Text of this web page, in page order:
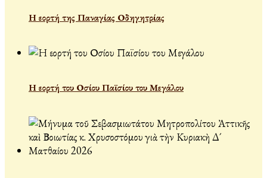
Η εορτή της Παναγίας Οδηγητρίας
Η εορτή του Οσίου Παϊσίου του Μεγάλου